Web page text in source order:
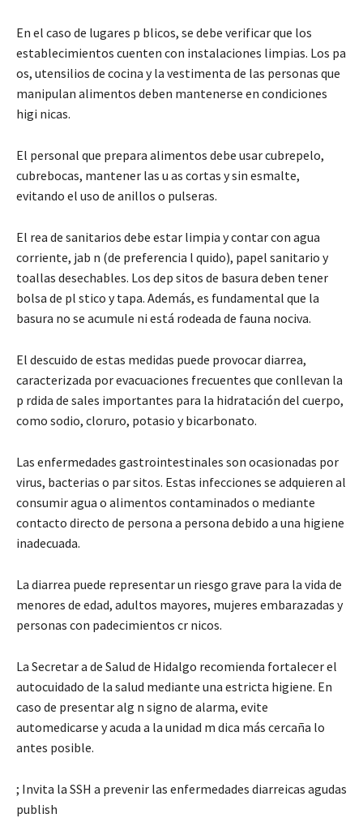
En el caso de lugares p blicos, se debe verificar que los
establecimientos cuenten con instalaciones limpias. Los pa
os, utensilios de cocina y la vestimenta de las personas que
manipulan alimentos deben mantenerse en condiciones
higi nicas.
El personal que prepara alimentos debe usar cubrepelo,
cubrebocas, mantener las u as cortas y sin esmalte,
evitando el uso de anillos o pulseras.
El rea de sanitarios debe estar limpia y contar con agua
corriente, jab n (de preferencia l quido), papel sanitario y
toallas desechables. Los dep sitos de basura deben tener
bolsa de pl stico y tapa. Además, es fundamental que la
basura no se acumule ni está rodeada de fauna nociva.
El descuido de estas medidas puede provocar diarrea,
caracterizada por evacuaciones frecuentes que conllevan la
p rdida de sales importantes para la hidratación del cuerpo,
como sodio, cloruro, potasio y bicarbonato.
Las enfermedades gastrointestinales son ocasionadas por
virus, bacterias o par sitos. Estas infecciones se adquieren al
consumir agua o alimentos contaminados o mediante
contacto directo de persona a persona debido a una higiene
inadecuada.
La diarrea puede representar un riesgo grave para la vida de
menores de edad, adultos mayores, mujeres embarazadas y
personas con padecimientos cr nicos.
La Secretar a de Salud de Hidalgo recomienda fortalecer el
autocuidado de la salud mediante una estricta higiene. En
caso de presentar alg n signo de alarma, evite
automedicarse y acuda a la unidad m dica más cercaña lo
antes posible.
; Invita la SSH a prevenir las enfermedades diarreicas agudas
publish